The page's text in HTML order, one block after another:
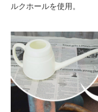
ルクホールを使用。